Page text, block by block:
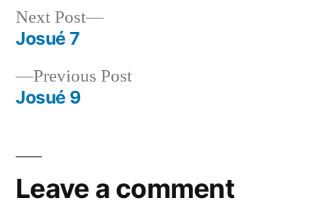
Post
navigation
Previous PostPrevious
Josué 9
Next Post
Next
Josué 7
Leave a comment